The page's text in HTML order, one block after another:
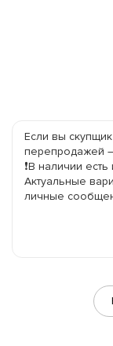
Если вы
перепродажей
❗️В наличии
Актуальные
личные